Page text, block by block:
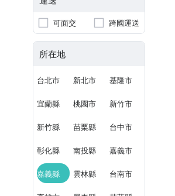
可面交 跨國運送
所在地
台北市 新北市 基隆市
宜蘭縣 桃園市 新竹市
新竹縣 苗栗縣 台中市
彰化縣 南投縣 嘉義市
嘉義縣 雲林縣 台南市